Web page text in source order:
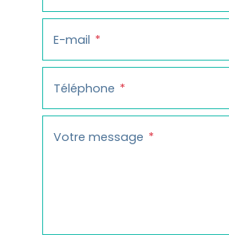
E-mail
Téléphone
Votre message